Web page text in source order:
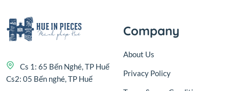
Cs 1: 65 Bến Nghé, TP Huế
Cs2: 05 Bến nghé, TP Huế
Company
About Us
Privacy Policy